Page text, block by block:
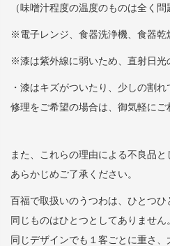
（味噌汁程度の温度のものは全く
※電子レンジ、食器洗浄機、食器乾
※漆は紫外線に弱いため、直射日光
・漆はキズがついたり、少しの割
修理をご希望の場合は、御気軽にご
また、これらの理由による不良品
あらかじめご了承ください。
百福で取扱いのうつわは、ひとつひ
同じものはひとつとしてありません。
同じデザインでも１客ごとに重さ、